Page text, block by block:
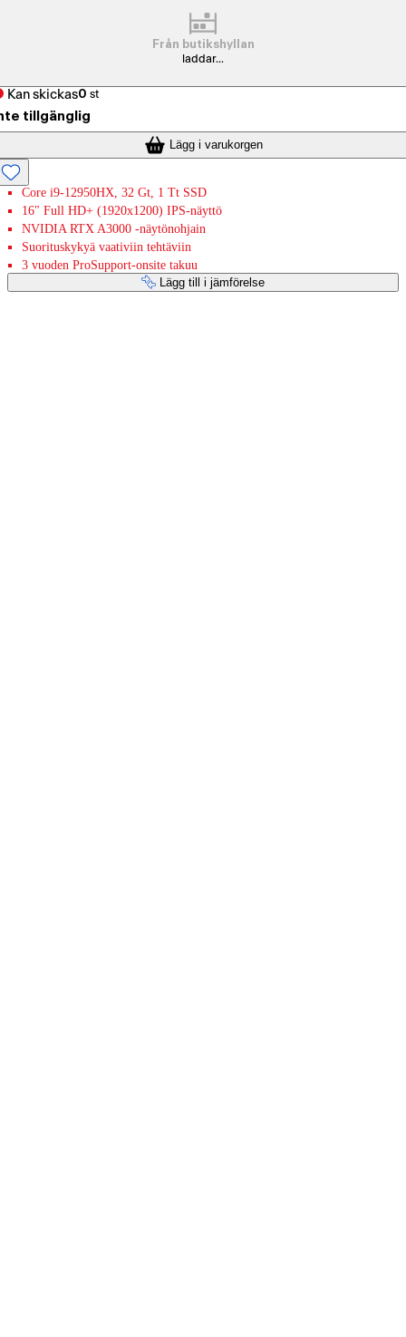
Från butikshyllan
laddar...
Kan skickas0 st
tillgänglig
Lägg i varukorgen
Core i9-12950HX, 32 Gt, 1 Tt SSD
16" Full HD+ (1920x1200) IPS-näyttö
NVIDIA RTX A3000 -näytönohjain
Suorituskykyä vaativiin tehtäviin
3 vuoden ProSupport-onsite takuu
Lägg till i jämförelse